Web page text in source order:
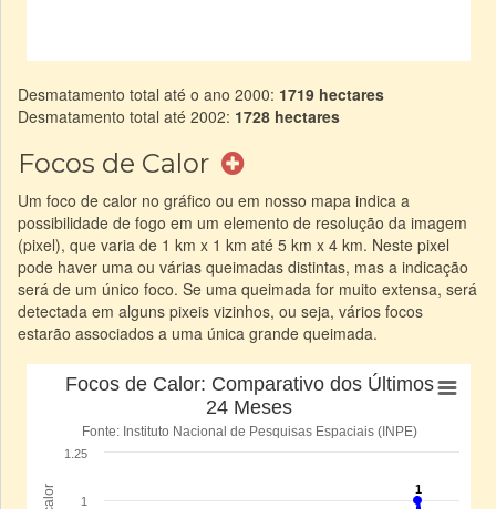
Desmatamento total até o ano 2000: 1719 hectares
Desmatamento total até 2002: 1728 hectares
Focos de Calor
Um foco de calor no gráfico ou em nosso mapa indica a
possibilidade de fogo em um elemento de resolução da imagem
(pixel), que varia de 1 km x 1 km até 5 km x 4 km. Neste pixel
pode haver uma ou várias queimadas distintas, mas a indicação
será de um único foco. Se uma queimada for muito extensa, será
detectada em alguns pixeis vizinhos, ou seja, vários focos
estarão associados a uma única grande queimada.